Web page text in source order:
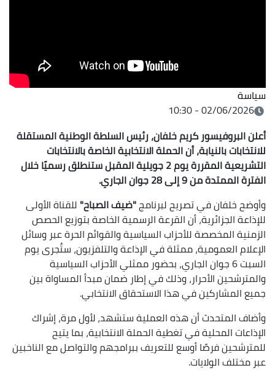
سياسة
02/06/2026 - 10:30
أعلن البروفيسور كريم خلفان، رئيس السلطة الوطنية المستقلة
للانتخابات بالنيابة، أن الحملة الانتخابية الخاصة بالانتخابات
التشريعية المقررة يوم 2 جويلية المقبل ستنطلق رسميًا خلال
الفترة الممتدة من 9 إلى 28 جوان الجاري.
وأوضح خلفان في تصريح لبرنامج"ضيف الصباح"للقناة الأولى
للإذاعة الجزائرية، أن القرعة الرسمية الخاصة بتوزيع الحصص
الزمنية المخصصة للأحزاب السياسية والقوائم الحرة عبر وسائل
الإعلام العمومية، ممثلة في الإذاعة والتلفزيون، ستُجرى يوم
السبت 6 جوان الجاري، بحضور ممثلي الأحزاب السياسية
والمترشحين الأحرار، وذلك في إطار ضمان مبدأ المساواة بين
جميع المشاركين في هذا الاستحقاق الانتخابي.
وأضاف المتحدث أن هذه العملية ستشهد، لأول مرة، إشراك
الإذاعات المحلية في تغطية الحملة الانتخابية، بما يتيح
للمترشحين فرصًا أوسع للتعريف ببرامجهم والتواصل مع الناخبين
عبر مختلف الولايات.